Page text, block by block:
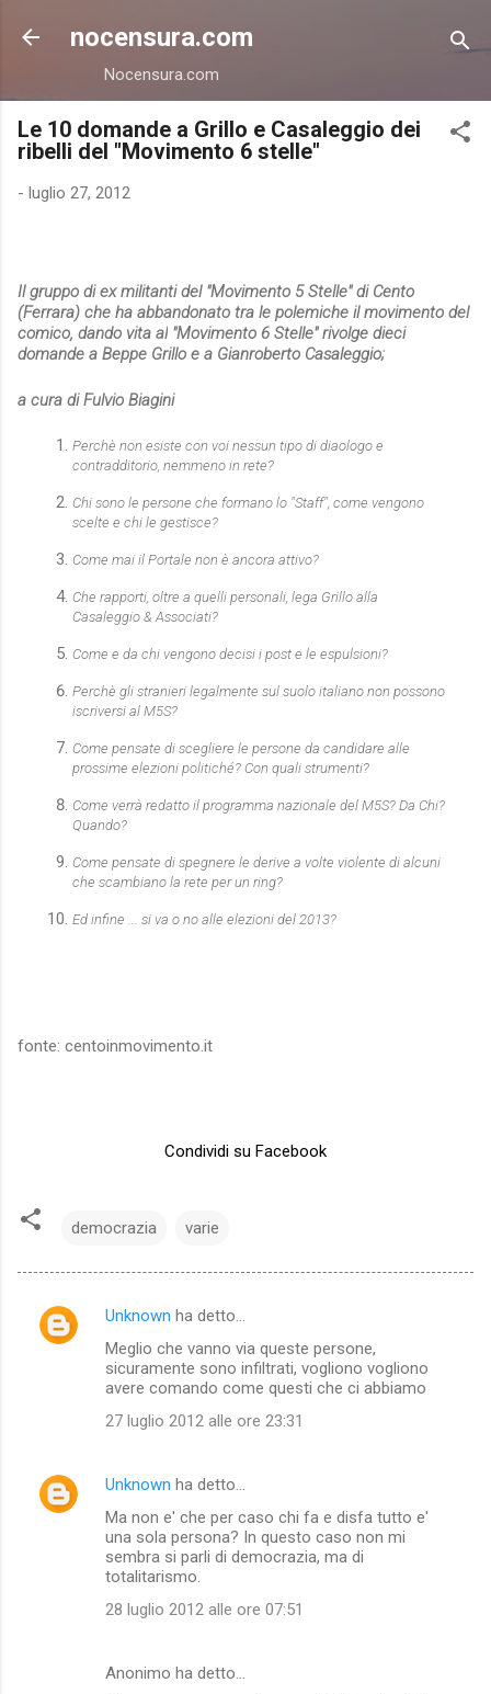
Passa ai contenuti principali
nocensura.com
Nocensura.com
Le 10 domande a Grillo e Casaleggio dei
ribelli del "Movimento 6 stelle"
- luglio 27, 2012
Il gruppo di ex militanti del "Movimento 5 Stelle" di Cento
(Ferrara) che ha abbandonato tra le polemiche il movimento del
comico, dando vita al "Movimento 6 Stelle" rivolge dieci
domande a Beppe Grillo e a Gianroberto Casaleggio;
a cura di Fulvio Biagini
Perchè non esiste con voi nessun tipo di diaologo e
contradditorio, nemmeno in rete?
Chi sono le persone che formano lo "Staff", come vengono
scelte e chi le gestisce?
Come mai il Portale non è ancora attivo?
Che rapporti, oltre a quelli personali, lega Grillo alla
Casaleggio & Associati?
Come e da chi vengono decisi i post e le espulsioni?
Perchè gli stranieri legalmente sul suolo italiano non possono
iscriversi al M5S?
Come pensate di scegliere le persone da candidare alle
prossime elezioni politiché? Con quali strumenti?
Come verrà redatto il programma nazionale del M5S? Da Chi?
Quando?
Come pensate di spegnere le derive a volte violente di alcuni
che scambiano la rete per un ring?
Ed infine ... si va o no alle elezioni del 2013?
fonte: centoinmovimento.it
Condividi su Facebook
democrazia varie
C
n
t
Unknown ha detto…
Meglio che vanno via queste persone,
sicuramente sono infiltrati, vogliono vogliono
avere comando come questi che ci abbiamo
27 luglio 2012 alle ore 23:31
Unknown ha detto…
Ma non e' che per caso chi fa e disfa tutto e'
una sola persona? In questo caso non mi
sembra si parli di democrazia, ma di
totalitarismo.
28 luglio 2012 alle ore 07:51
Anonimo ha detto…